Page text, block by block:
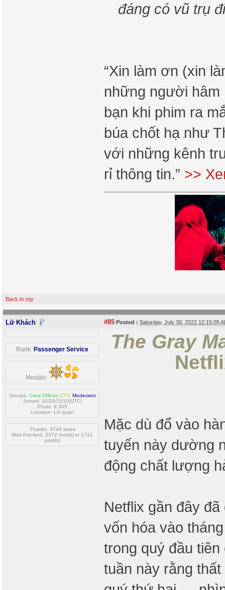
đáng có vũ trụ
“Xin làm ơn (xin
những người hâm
bạn khi phim ra
búa chốt hạ như
với những kênh
rỉ thông tin.” >>
Back to top
Lữ Khách #85 Posted : Saturday, July 30, 2022 12:15:05
Rank: Passenger Service
Medals:
Groups: Crew Officer, CTV, Moderator
Joined: 10/20/2010(UTC)
Posts: 9,305
Location: Lữ quán
Thanks: 4744 times
Was thanked: 2372 time(s) in 1741
post(s)
The Gray
Mặc dù đổ vào
tuyến này dường
động chất lượng
Netflix gần đây
vốn hóa vào
trong quý đầu
tuần này rằng